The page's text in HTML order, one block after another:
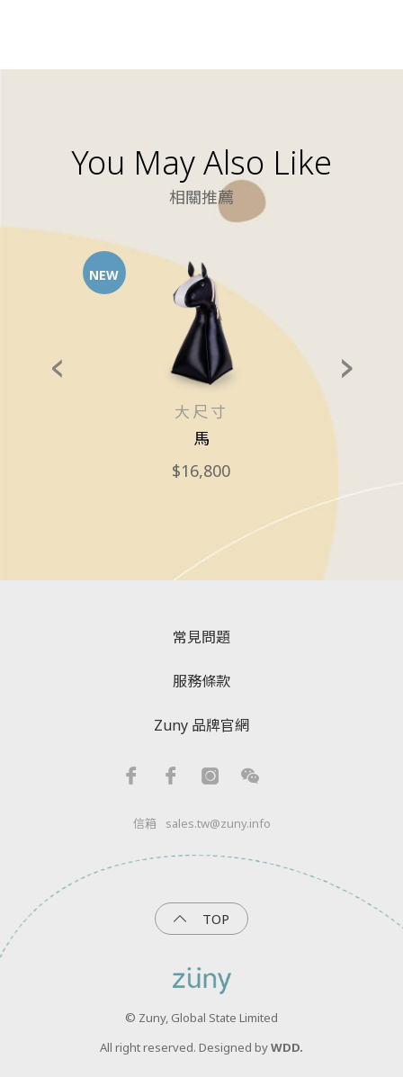
You May Also Like
相關推薦
大尺寸
馬
16,800
NEW
常見問題
服務條款
Zuny 品牌官網
信箱 sales.tw@zuny.info
TOP
© Zuny, Global State Limited
All right reserved. Designed byWDD.